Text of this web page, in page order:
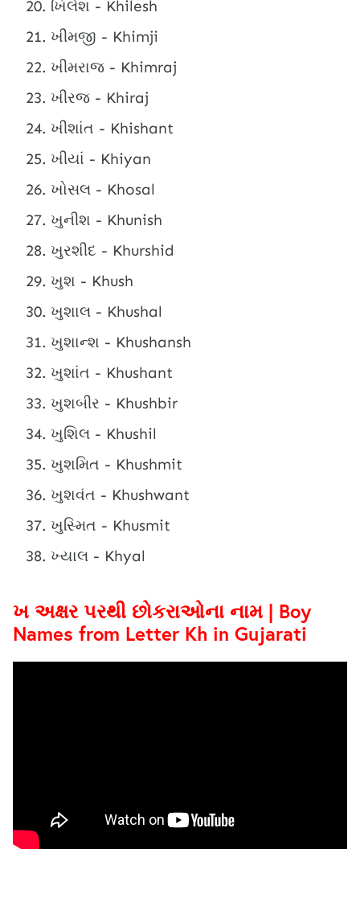
ખિલેશ - Khilesh
ખીમજી - Khimji
ખીમરાજ - Khimraj
ખીરજ - Khiraj
ખીશાંત - Khishant
ખીયાં - Khiyan
ખોસલ - Khosal
ખુનીશ - Khunish
ખુરશીદ - Khurshid
ખુશ - Khush
ખુશાલ - Khushal
ખુશાન્શ - Khushansh
ખુશાંત - Khushant
ખુશબીર - Khushbir
ખુશિલ - Khushil
ખુશમિત - Khushmit
ખુશવંત - Khushwant
ખુસ્મિત - Khusmit
ખ્યાલ - Khyal
ખ અક્ષર પરથી છોકરાઓના નામ | Boy
Names from Letter Kh in Gujarati